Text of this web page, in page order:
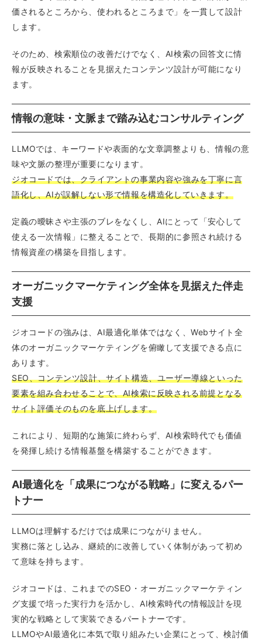
価されるところから、使われるところまで」を一貫して設計
します。
そのため、検索順位の改善だけでなく、AI検索の回答文に情
報が反映されることを見据えたコンテンツ設計が可能になり
ます。
情報の意味・文脈まで踏み込むコンサルティング
LLMOでは、キーワードや表面的な文章調整よりも、情報の意
味や文脈の整理が重要になります。
ジオコードでは、クライアントの事業内容や強みを丁寧に言
語化し、AIが誤解しない形で情報を構造化していきます。
定義の曖昧さや主張のブレをなくし、AIにとって「安心して
使える一次情報」に整えることで、長期的に参照され続ける
情報資産の構築を目指します。
オーガニックマーケティング全体を見据えた伴走
支援
ジオコードの強みは、AI最適化単体ではなく、Webサイト全
体のオーガニックマーケティングを俯瞰して支援できる点に
あります。
SEO、コンテンツ設計、サイト構造、ユーザー導線といった
要素を組み合わせることで、AI検索に反映される前提となる
サイト評価そのものを底上げします。
これにより、短期的な施策に終わらず、AI検索時代でも価値
を発揮し続ける情報基盤を構築することができます。
AI最適化を「成果につながる戦略」に変えるパー
トナー
LLMOは理解するだけでは成果につながりません。
実務に落とし込み、継続的に改善していく体制があって初め
て意味を持ちます。
ジオコードは、これまでのSEO・オーガニックマーケティン
グ支援で培った実行力を活かし、AI検索時代の情報設計を現
実的な戦略として実装できるパートナーです。
LLMOやAI最適化に本気で取り組みたい企業にとって、検討価